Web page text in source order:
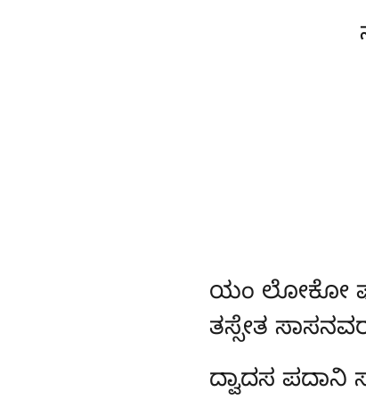
ಯಂ ಲೋಕೋ
ತಸ್ಸೇತ
ದ್ವಾದಸ ಪದಾನಿ